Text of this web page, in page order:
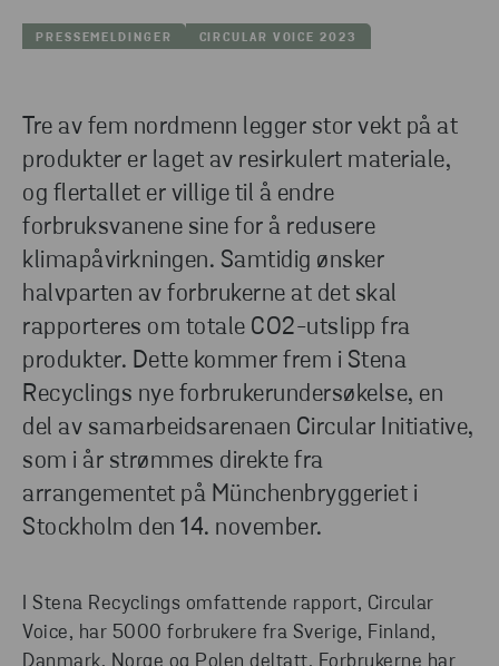
PRESSEMELDINGER CIRCULAR VOICE 2023
Tre av fem nordmenn legger stor vekt på at
produkter er laget av resirkulert materiale,
og flertallet er villige til å endre
forbruksvanene sine for å redusere
klimapåvirkningen. Samtidig ønsker
halvparten av forbrukerne at det skal
rapporteres om totale CO2-utslipp fra
produkter. Dette kommer frem i Stena
Recyclings nye forbrukerundersøkelse, en
del av samarbeidsarenaen Circular Initiative,
som i år strømmes direkte fra
arrangementet på Münchenbryggeriet i
Stockholm den 14. november.
I Stena Recyclings omfattende rapport, Circular
Voice, har 5000 forbrukere fra Sverige, Finland,